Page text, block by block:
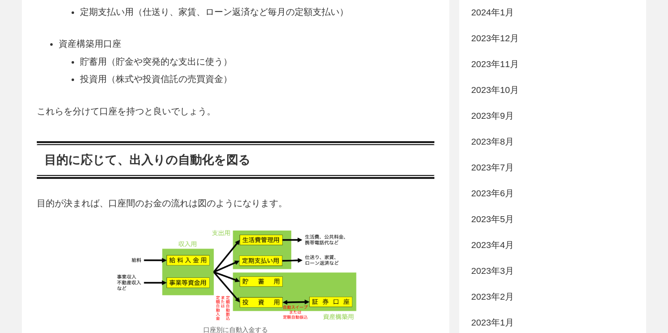
定期支払い用（仕送り、家賃、ローン返済など毎月の定額支払い）
資産構築用口座
貯蓄用（貯金や突発的な支出に使う）
投資用（株式や投資信託の売買資金）
これらを分けて口座を持つと良いでしょう。
目的に応じて、出入りの自動化を図る
目的が決まれば、口座間のお金の流れは図のようになります。
口座別に自動入金する
2024年1月
2023年12月
2023年11月
2023年10月
2023年9月
2023年8月
2023年7月
2023年6月
2023年5月
2023年4月
2023年3月
2023年2月
2023年1月